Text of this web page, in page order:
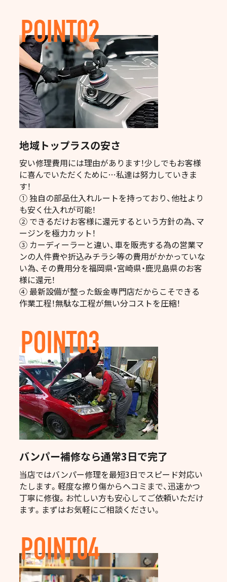
地域トップラスの安さ
安い修理費用には理由があります！少しでもお客様
に喜んでいただくために…私達は努力していきま
す！
① 独自の部品仕入れルートを持っており、他社より
も安く仕入れが可能！
② できるだけお客様に還元するという方針の為、マ
ージンを極力カット！
③ カーディーラーと違い、車を販売する為の営業マ
ンの人件費や折込みチラシ等の費用がかかっていな
い為、その費用分を福岡県・宮崎県・鹿児島県のお客
様に還元！
④ 最新設備が整った鈑金専門店だからこそできる
作業工程！無駄な工程が無い分コストを圧縮！
バンパー補修なら通常3日で完了
当店ではバンパー修理を最短3日でスピード対応い
たします。軽度な擦り傷からヘコミまで、迅速かつ
丁寧に修復。お忙しい方も安心してご依頼いただけ
ます。まずはお気軽にご相談ください。